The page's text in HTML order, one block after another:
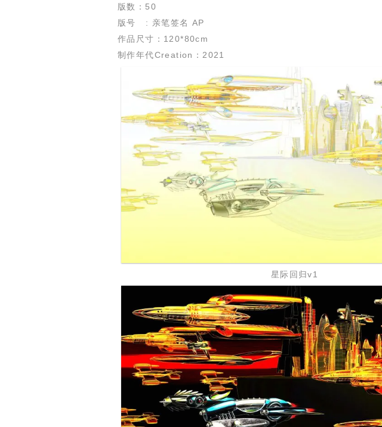
版数：50
版号 : 亲笔签名 AP
作品尺寸：120*80cm
制作年代Creation：2021
星际回归v1